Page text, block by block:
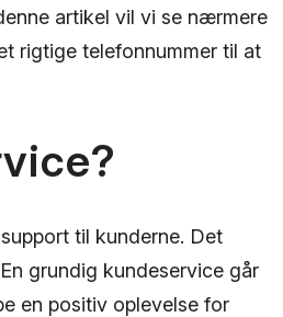
artikel vil vi se nærmere
rigtige telefonnummer til at
til kunderne. Det
grundig kundeservice går
en positiv oplevelse for